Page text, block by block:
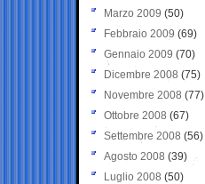
Marzo 2009 (50)
Febbraio 2009 (69)
Gennaio 2009 (70)
Dicembre 2008 (75)
Novembre 2008 (77)
Ottobre 2008 (67)
Settembre 2008 (56)
Agosto 2008 (39)
Luglio 2008 (50)